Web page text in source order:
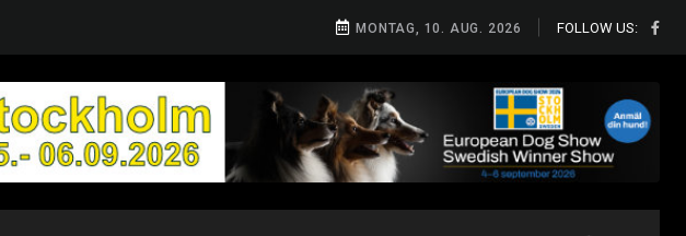
MONTAG, 10. AUG. 2026 FOLLOW US: